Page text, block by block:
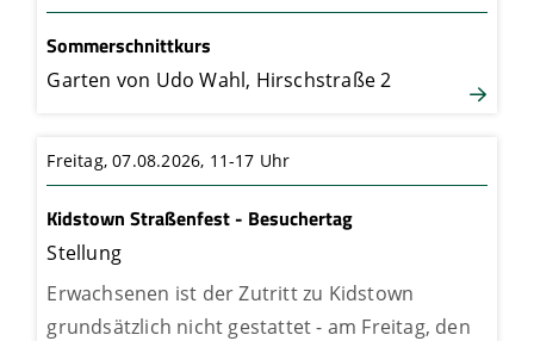
Sommerschnittkurs
Garten von Udo Wahl, Hirschstraße 2
Freitag, 07.08.2026, 11-17 Uhr
Kidstown Straßenfest - Besuchertag
Stellung
Erwachsenen ist der Zutritt zu Kidstown
grundsätzlich nicht gestattet - am Freitag, den